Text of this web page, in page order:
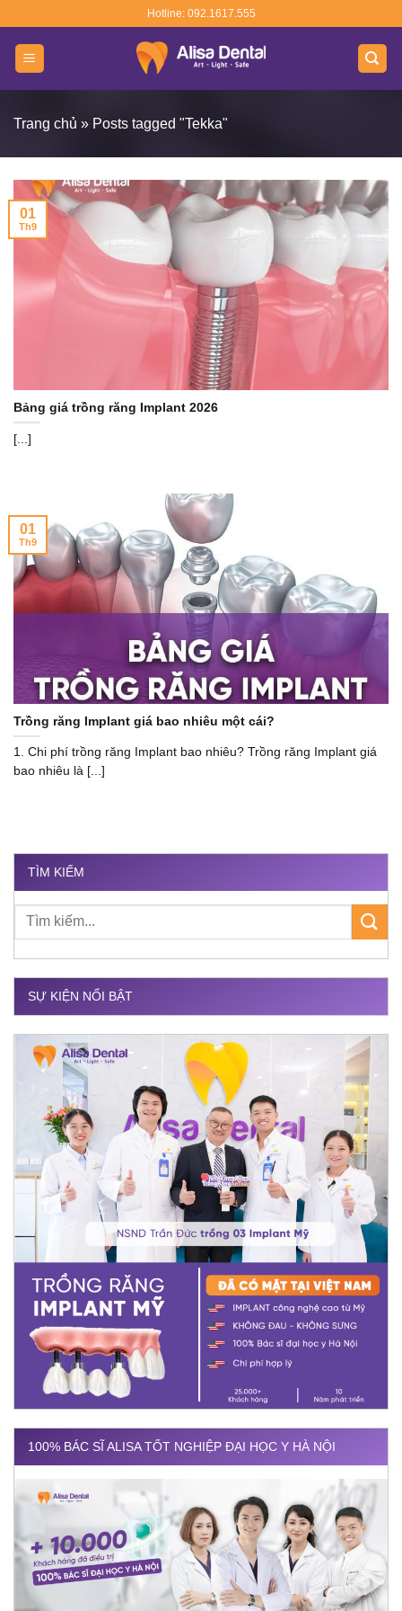
content
Hotline: 092.1617.555
Trang chủ » Posts tagged "Tekka"
Bảng giá trồng răng Implant 2026
[...]
01
Th9
Trồng răng Implant giá bao nhiêu một cái?
1. Chi phí trồng răng Implant bao nhiêu? Trồng răng Implant giá
bao nhiêu là [...]
01
Th9
TÌM KIẾM
SỰ KIỆN NỔI BẬT
100% BÁC SĨ ALISA TỐT NGHIỆP ĐẠI HỌC Y HÀ NỘI